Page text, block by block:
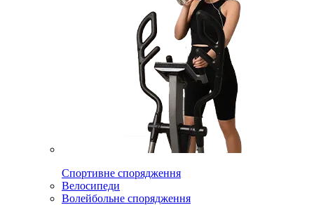
Спортивне спорядження
Велосипеди
Волейбольне спорядження